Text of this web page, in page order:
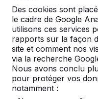
Des cookies sont
le cadre de Google
utilisons ces services
rapports sur la façon
site et comment nos
via la recherche
Nous avons conclu
pour protéger vos
notamment :
info@HeBlad.lu
Service clientèle